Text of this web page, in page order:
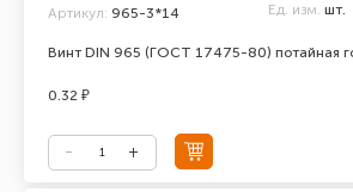
Винт DIN 965 (ГОСТ 17475-80) потайная
Артикул: 965-3*14 Ед. изм. шт.
0.32 ₽